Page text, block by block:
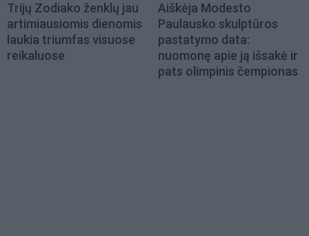
Trijų Zodiako ženklų jau
artimiausiomis dienomis
laukia triumfas visuose
reikaluose
Aiškėja Modesto
Paulausko skulptūros
pastatymo data:
nuomonę apie ją išsakė ir
pats olimpinis čempionas